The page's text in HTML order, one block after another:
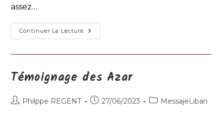
assez…
Continuer La Lecture Témoignage
Et
Pur
Témoignage des Azar
Auteur/autrice
Philppe REGENT
Publication
27/06/2023
PostMessajeLiban